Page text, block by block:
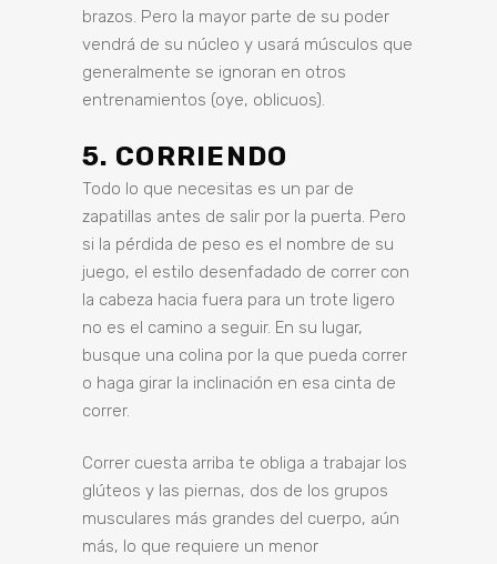
brazos. Pero la mayor parte de su poder
vendrá de su núcleo y usará músculos que
generalmente se ignoran en otros
entrenamientos (oye, oblicuos).
5. CORRIENDO
Todo lo que necesitas es un par de
zapatillas antes de salir por la puerta. Pero
si la pérdida de peso es el nombre de su
juego, el estilo desenfadado de correr con
la cabeza hacia fuera para un trote ligero
no es el camino a seguir. En su lugar,
busque una colina por la que pueda correr
o haga girar la inclinación en esa cinta de
correr.
Correr cuesta arriba te obliga a trabajar los
glúteos y las piernas, dos de los grupos
musculares más grandes del cuerpo, aún
más, lo que requiere un menor